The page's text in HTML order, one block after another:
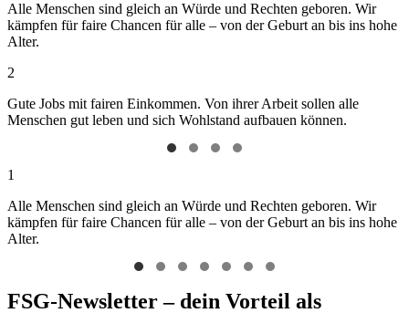
Alle Menschen sind gleich an Würde und Rechten geboren. Wir
kämpfen für faire Chancen für alle – von der Geburt an bis ins hohe
Alter.
2
Gute Jobs mit fairen Einkommen. Von ihrer Arbeit sollen alle
Menschen gut leben und sich Wohlstand aufbauen können.
1
Alle Menschen sind gleich an Würde und Rechten geboren. Wir
kämpfen für faire Chancen für alle – von der Geburt an bis ins hohe
Alter.
FSG-Newsletter – dein Vorteil als